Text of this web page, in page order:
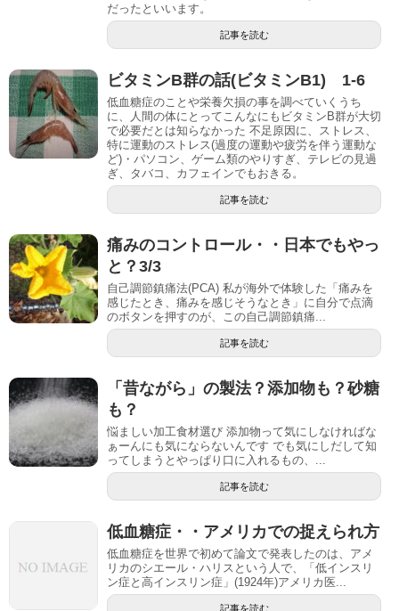
だったといいます。
記事を読む
ビタミンB群の話(ビタミンB1) 1-6
低血糖症のことや栄養欠損の事を調べていくうち
に、人間の体にとってこんなにもビタミンB群が大切
で必要だとは知らなかった 不足原因に、ストレス、
特に運動のストレス(過度の運動や疲労を伴う運動な
ど)・パソコン、ゲーム類のやりすぎ、テレビの見過
ぎ、タバコ、カフェインでもおきる。
記事を読む
痛みのコントロール・・日本でもやっ
と？3/3
自己調節鎮痛法(PCA) 私が海外で体験した「痛みを
感じたとき、痛みを感じそうなとき」に自分で点滴
のボタンを押すのが、この自己調節鎮痛...
記事を読む
「昔ながら」の製法？添加物も？砂糖
も？
悩ましい加工食材選び 添加物って気にしなければな
ぁーんにも気にならないんです でも気にしだして知
ってしまうとやっぱり口に入れるもの、...
記事を読む
低血糖症・・アメリカでの捉えられ方
低血糖症を世界で初めて論文で発表したのは、アメ
リカのシエール・ハリスという人で、「低インスリ
ン症と高インスリン症」(1924年)アメリカ医...
記事を読む